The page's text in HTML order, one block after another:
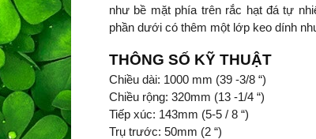
như bề mặt phía trên rắc hạt đá tự
phần dưới có thêm một lớp keo dính
THÔNG SỐ KỸ THUẬT
Chiều dài: 1000 mm (39 -3/8 “)
Chiều rộng: 320mm (13 -1/4 “)
Tiếp xúc: 143mm (5-5 / 8 “)
Trụ trước: 50mm (2 “)